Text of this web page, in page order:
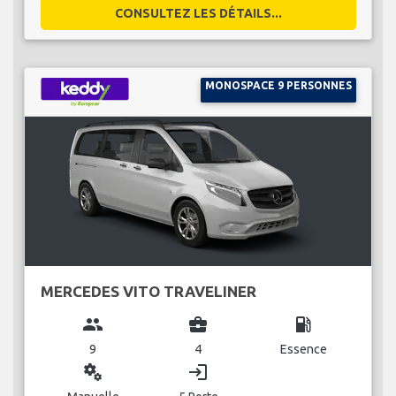
CONSULTEZ LES DÉTAILS...
MONOSPACE 9 PERSONNES
MERCEDES VITO TRAVELINER
group
9
business_center
4
local_gas_station
Essence
miscellaneous_services login